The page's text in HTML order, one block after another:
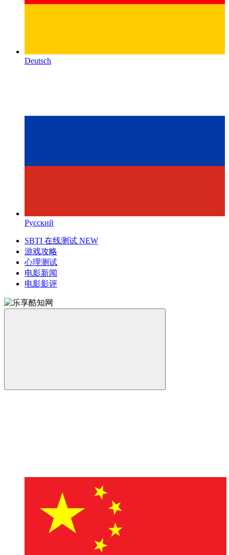
Deutsch
Русский
SBTI 在线测试 NEW
游戏攻略
心理测试
电影新闻
电影影评